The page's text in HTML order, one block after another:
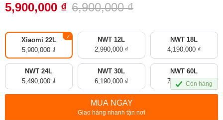
5,900,000 ₫ 6,900,000₫
Xiaomi 22L
5,900,000 ₫
NWT 12L
2,990,000 ₫
NWT 18L
4,190,000 ₫
NWT 24L
5,490,000 ₫
NWT 30L
6,190,000 ₫
NWT 60L
7,990,000 ₫
Còn hàng
MUA NGAY
Giao hàng nhanh tận nơi